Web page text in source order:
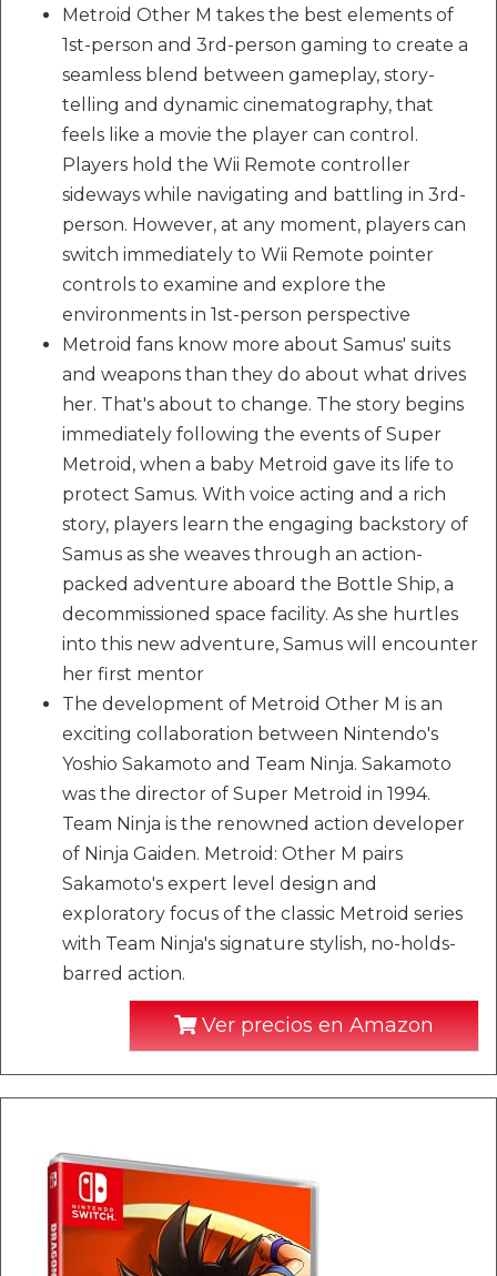
Metroid Other M takes the best elements of
1st-person and 3rd-person gaming to create a
seamless blend between gameplay, story-
telling and dynamic cinematography, that
feels like a movie the player can control.
Players hold the Wii Remote controller
sideways while navigating and battling in 3rd-
person. However, at any moment, players can
switch immediately to Wii Remote pointer
controls to examine and explore the
environments in 1st-person perspective
Metroid fans know more about Samus' suits
and weapons than they do about what drives
her. That's about to change. The story begins
immediately following the events of Super
Metroid, when a baby Metroid gave its life to
protect Samus. With voice acting and a rich
story, players learn the engaging backstory of
Samus as she weaves through an action-
packed adventure aboard the Bottle Ship, a
decommissioned space facility. As she hurtles
into this new adventure, Samus will encounter
her first mentor
The development of Metroid Other M is an
exciting collaboration between Nintendo's
Yoshio Sakamoto and Team Ninja. Sakamoto
was the director of Super Metroid in 1994.
Team Ninja is the renowned action developer
of Ninja Gaiden. Metroid: Other M pairs
Sakamoto's expert level design and
exploratory focus of the classic Metroid series
with Team Ninja's signature stylish, no-holds-
barred action.
Ver precios en Amazon